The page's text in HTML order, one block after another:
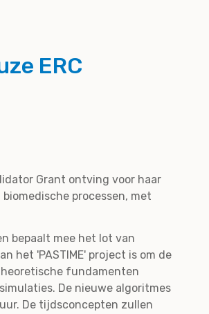
ERC
Grant ontving voor haar
processen, met
bepaalt mee het lot van
het 'PASTIME' project is om de
fundamenten
De nieuwe algoritmes
De tijdsconcepten zullen